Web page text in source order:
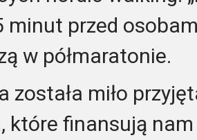
minut przed
w półmaratonie.
została miło
które finansują